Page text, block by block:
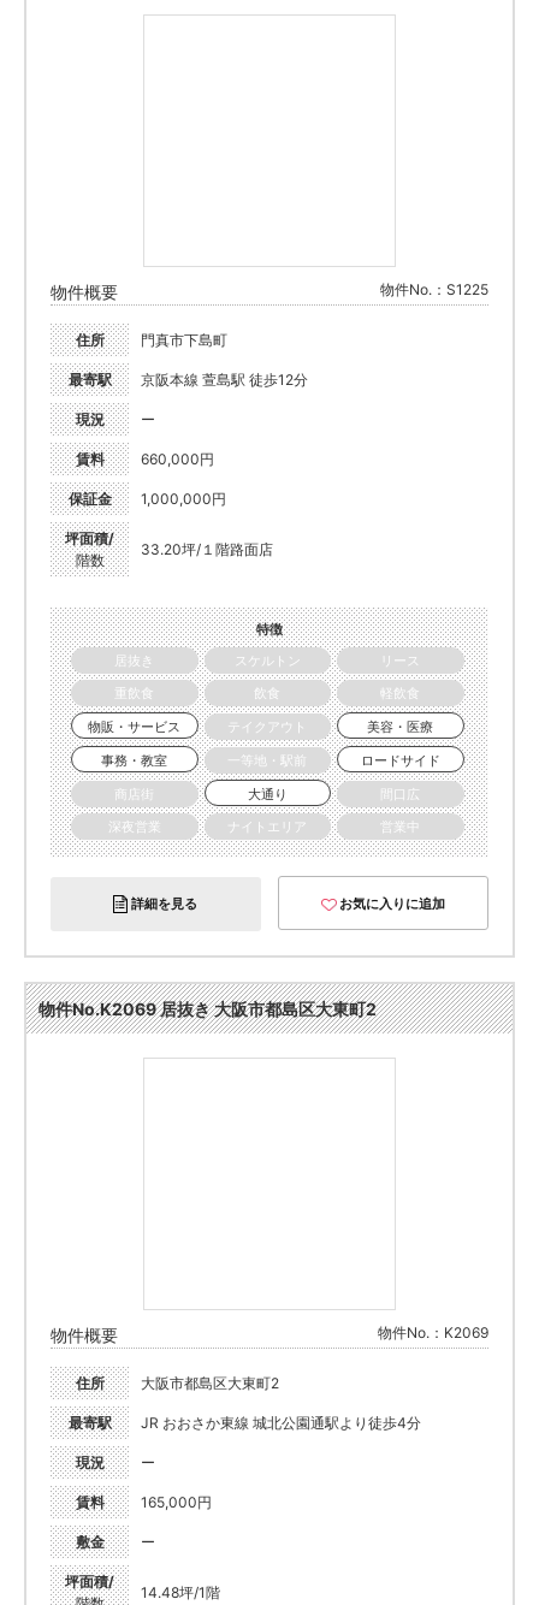
物件概要 物件No.：S1225
住所 門真市下島町
最寄駅 京阪本線 萱島駅 徒歩12分
現況 ー
賃料 660,000円
保証金 1,000,000円
坪面積/
階数
33.20坪/１階路面店
特徴
居抜き
スケルトン
リース
重飲食
飲食
軽飲食
物販・サービス
テイクアウト
美容・医療
事務・教室
一等地・駅前
ロードサイド
商店街
大通り
間口広
深夜営業
ナイトエリア 営業中
詳細を見る お気に入りに追加
物件No.K2069 居抜き 大阪市都島区大東町2
物件概要 物件No.：K2069
住所 大阪市都島区大東町2
最寄駅 JR おおさか東線 城北公園通駅より徒歩4分
現況 ー
賃料 165,000円
敷金 ー
坪面積/
14.48坪/1階